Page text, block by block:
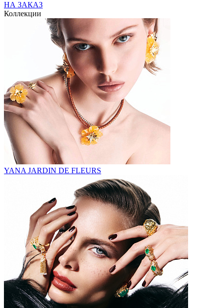
НА ЗАКАЗ
Коллекции
YANA JARDIN DE FLEURS